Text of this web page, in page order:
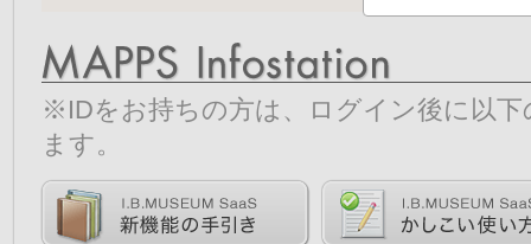
※IDをお持ちの方は、ログイン後に以
ます。